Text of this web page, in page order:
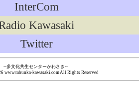
InterCom
Kawasaki
Twitter
--多文化共生センターかわさき--
www.tabunka-kawasaki.com All Rights Reserved